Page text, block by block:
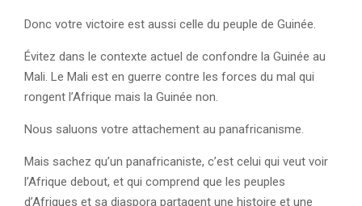
Donc votre victoire est aussi celle du peuple de Guinée.
Évitez dans le contexte actuel de confondre la Guinée au
Mali. Le Mali est en guerre contre les forces du mal qui
rongent l’Afrique mais la Guinée non.
Nous saluons votre attachement au panafricanisme.
Mais sachez qu’un panafricaniste, c’est celui qui veut voir
l’Afrique debout, et qui comprend que les peuples
d’Afriques et sa diaspora partagent une histoire et une